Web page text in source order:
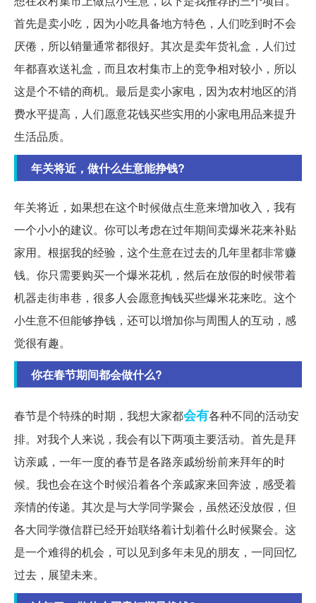
首先是卖小吃，因为小吃具备地方特色，人们吃到时不会
厌倦，所以销量通常都很好。其次是卖年货礼盒，人们过
年都喜欢送礼盒，而且农村集市上的竞争相对较小，所以
这是个不错的商机。最后是卖小家电，因为农村地区的消
费水平提高，人们愿意花钱买些实用的小家电用品来提升
生活品质。
年关将近，做什么生意能挣钱?
年关将近，如果想在这个时候做点生意来增加收入，我有
一个小小的建议。你可以考虑在过年期间卖爆米花来补贴
家用。根据我的经验，这个生意在过去的几年里都非常赚
钱。你只需要购买一个爆米花机，然后在放假的时候带着
机器走街串巷，很多人会愿意掏钱买些爆米花来吃。这个
小生意不但能够挣钱，还可以增加你与周围人的互动，感
觉很有趣。
你在春节期间都会做什么?
春节是个特殊的时期，我想大家都会有各种不同的活动安
排。对我个人来说，我会有以下两项主要活动。首先是拜
访亲戚，一年一度的春节是各路亲戚纷纷前来拜年的时
候。我也会在这个时候沿着各个亲戚家来回奔波，感受着
亲情的传递。其次是与大学同学聚会，虽然还没放假，但
各大同学微信群已经开始联络着计划着什么时候聚会。这
是一个难得的机会，可以见到多年未见的朋友，一同回忆
过去，展望未来。